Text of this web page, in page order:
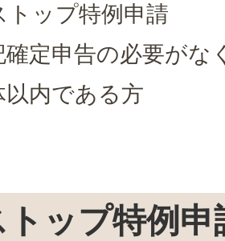
トップ特例申請
確定申告の必要が
以内である方
トップ特例